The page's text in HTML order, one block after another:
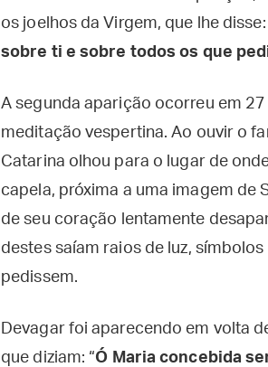
os joelhos da Virgem, que lhe
sobre ti e sobre todos os que
A segunda aparição ocorreu em
meditação vespertina. Ao ouvir o
Catarina olhou para o lugar de
capela, próxima a uma imagem de
de seu coração lentamente
destes saíam raios de luz,
pedissem.
Devagar foi aparecendo em volta
que diziam: “Ó Maria concebida